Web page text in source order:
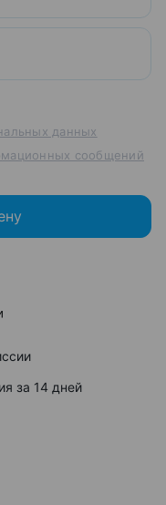
данных
сообщений
за 14 дней